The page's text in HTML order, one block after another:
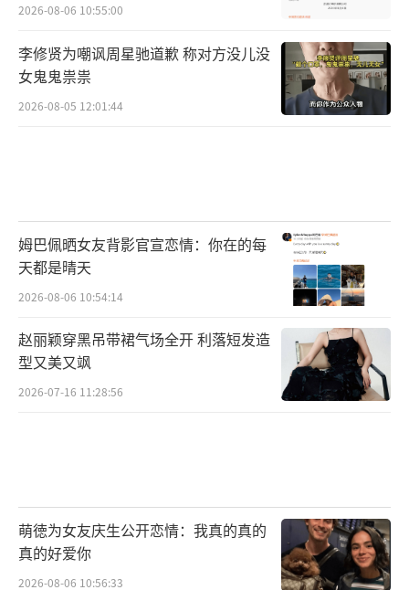
2026-08-06 10:55:00
李修贤为嘲讽周星驰道歉 称对方没儿没
女鬼鬼祟祟
2026-08-05 12:01:44
姆巴佩晒女友背影官宣恋情：你在的每
天都是晴天
2026-08-06 10:54:14
赵丽颖穿黑吊带裙气场全开 利落短发造
型又美又飒
2026-07-16 11:28:56
萌徳为女友庆生公开恋情：我真的真的
真的好爱你
2026-08-06 10:56:33